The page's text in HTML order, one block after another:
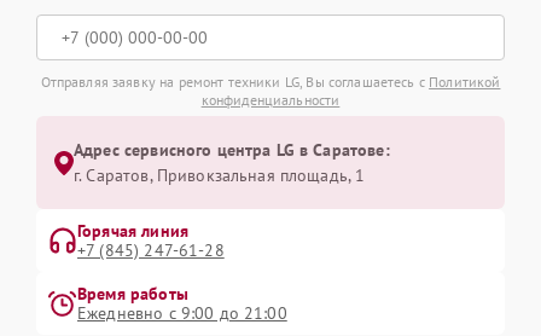
Отправляя заявку на ремонт техники LG, Вы соглашаетесь с Политикой
конфиденциальности
Адрес сервисного центра LG в Саратове:
г. Саратов, Привокзальная площадь, 1
Горячая линия
+7 (845) 247-61-28
Время работы
Ежедневно с 9:00 до 21:00